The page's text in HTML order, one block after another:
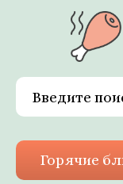
Горячие